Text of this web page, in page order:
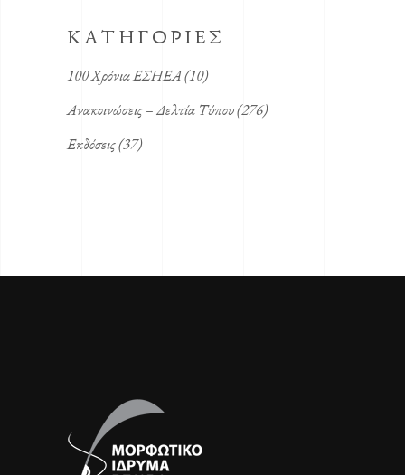
KΑΤΗΓΟΡΙΕΣ
100 Χρόνια ΕΣΗΕΑ(10)
Ανακοινώσεις – Δελτία Τύπου(276)
Εκδόσεις(37)